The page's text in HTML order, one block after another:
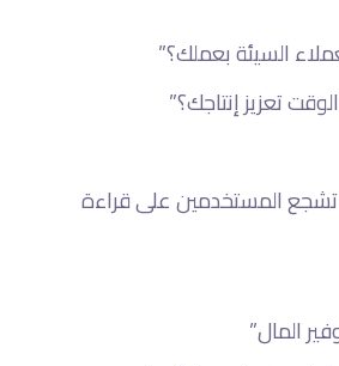
السيئة بعملك؟”
تعزيز إنتاجك؟”
تشجع المستخدمين على قراءة